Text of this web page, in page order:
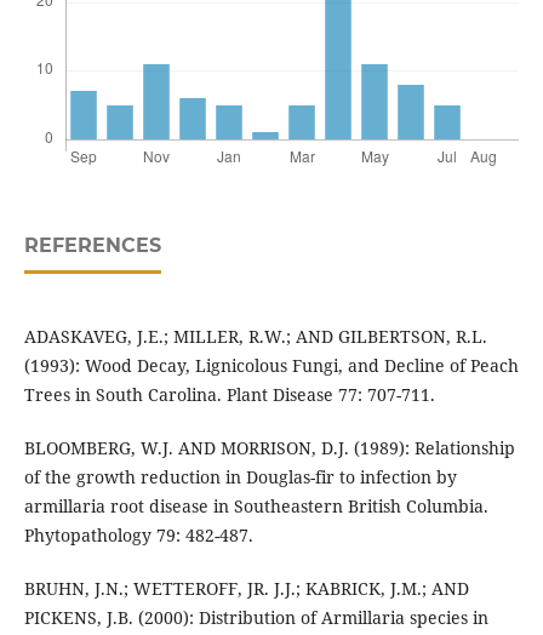
REFERENCES
ADASKAVEG, J.E.; MILLER, R.W.; AND GILBERTSON, R.L.
(1993): Wood Decay, Lignicolous Fungi, and Decline of Peach
Trees in South Carolina. Plant Disease 77: 707-711.
BLOOMBERG, W.J. AND MORRISON, D.J. (1989): Relationship
of the growth reduction in Douglas-fir to infection by
armillaria root disease in Southeastern British Columbia.
Phytopathology 79: 482-487.
BRUHN, J.N.; WETTEROFF, JR. J.J.; KABRICK, J.M.; AND
PICKENS, J.B. (2000): Distribution of Armillaria species in